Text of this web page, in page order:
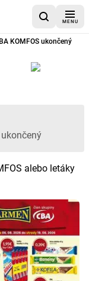
MENU
KOMFOS ukončený
alebo letáky